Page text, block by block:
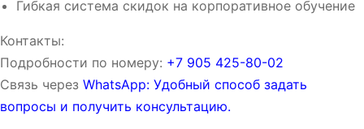
Гибкая система скидок на корпоративное обучение
Контакты:
Подробности по номеру: ‪‪+7 905 425-80-02‬‬
Связь через WhatsApp: Удобный способ задать
вопросы и получить консультацию.